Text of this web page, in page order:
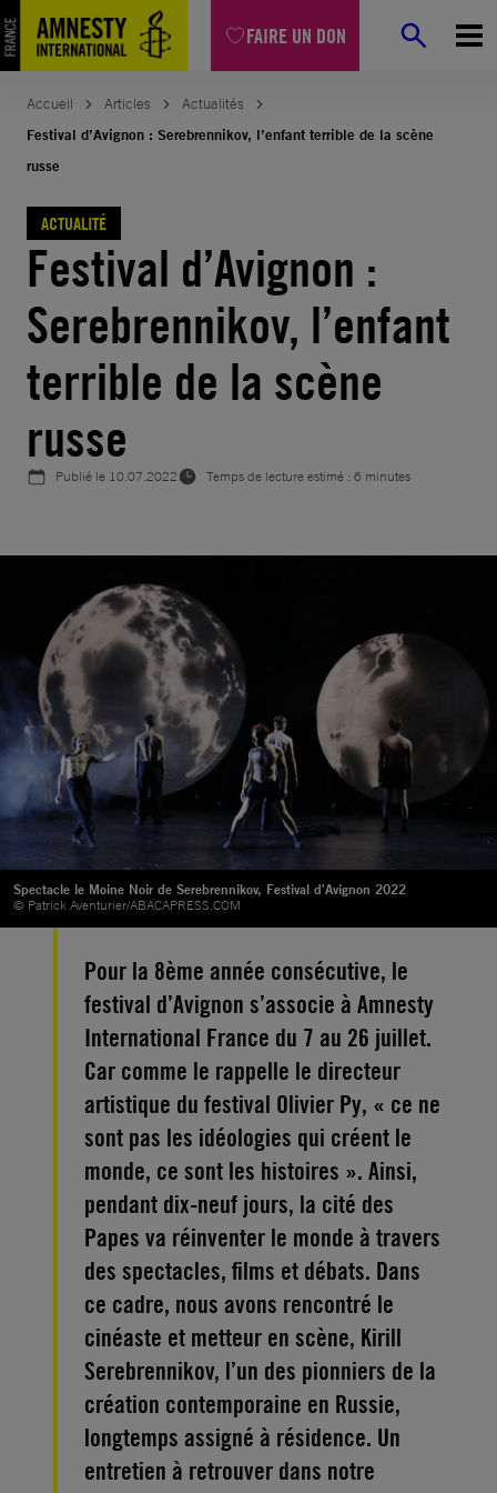
FAIRE UN DON
Aller
au
contenu
Accueil Articles
Actualités
Festival d’Avignon : Serebrennikov, l’enfant terrible de la scène
russe
ACTUALITÉ
Festival d’Avignon :
Serebrennikov, l’enfant
terrible de la scène
russe
Publié le 10.07.2022 Temps de lecture estimé : 6 minutes
Spectacle le Moine Noir de Serebrennikov, Festival d'Avignon 2022
© Patrick Aventurier/ABACAPRESS.COM
Pour la 8ème année consécutive, le
festival d’Avignon s’associe à Amnesty
International France du 7 au 26 juillet.
Car comme le rappelle le directeur
artistique du festival Olivier Py, « ce ne
sont pas les idéologies qui créent le
monde, ce sont les histoires ». Ainsi,
pendant dix-neuf jours, la cité des
Papes va réinventer le monde à travers
des spectacles, films et débats. Dans
ce cadre, nous avons rencontré le
cinéaste et metteur en scène, Kirill
Serebrennikov, l’un des pionniers de la
création contemporaine en Russie,
longtemps assigné à résidence. Un
entretien à retrouver dans notre